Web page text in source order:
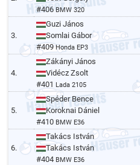
#406 BMW 320
3.
Guzi János
Somlai Gábor
#409Honda EP3
4.
Zákányi János
Vidécz Zsolt
#401 Lada 2105
5.
Spéder Bence
Koroknai Dániel
#410 BMW E36
6.
Takács István
Takács István
#404 BMW E36